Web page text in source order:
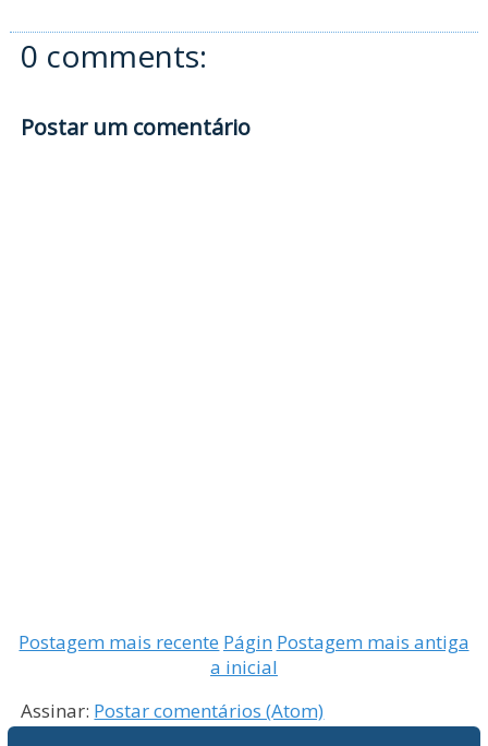
0 comments:
Postar um comentário
Postagem mais recente Postagem mais antiga
Págin
a inicial
Assinar: Postar comentários (Atom)